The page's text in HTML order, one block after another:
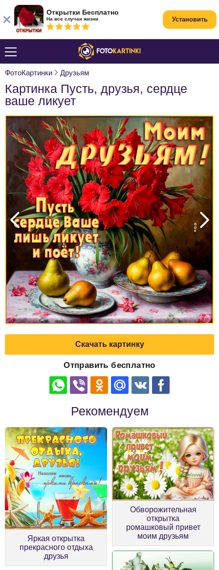
ФотоКартинки Друзьям
Картинка Пусть, друзья, сердце
ваше ликует
Скачать картинку
Отправить бесплатно
Рекомендуем
Яркая открытка
прекрасного отдыха
друзья
Обворожительная
открытка
ромашковый привет
моим друзьям
Открытки Бесплатно
На все случаи жизни Установить